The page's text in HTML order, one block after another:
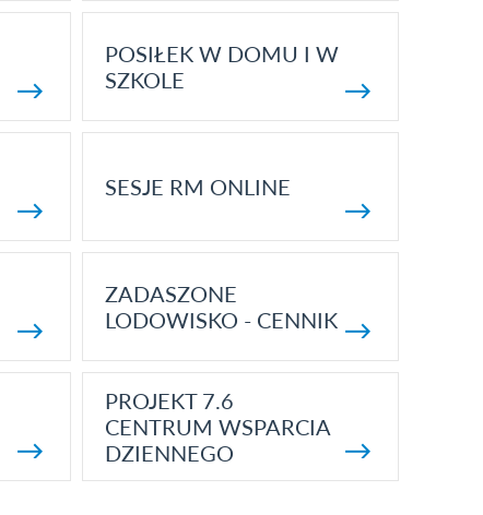
POSIŁEK W DOMU I W
SZKOLE
SESJE RM ONLINE
ZADASZONE
LODOWISKO - CENNIK
PROJEKT 7.6
CENTRUM WSPARCIA
DZIENNEGO